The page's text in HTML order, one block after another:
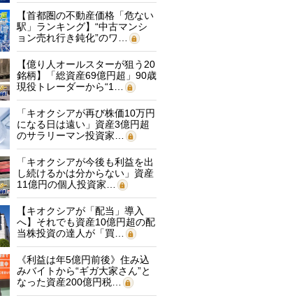
【首都圏の不動産価格「危ない
駅」ランキング】“中古マンシ
ョン売れ行き鈍化”のワ…
【億り人オールスターが狙う20
銘柄】「総資産69億円超」90歳
現役トレーダーから“1…
「キオクシアが再び株価10万円
になる日は遠い」資産3億円超
のサラリーマン投資家…
「キオクシアが今後も利益を出
し続けるかは分からない」資産
11億円の個人投資家…
【キオクシアが「配当」導入
へ】それでも資産10億円超の配
当株投資の達人が「買…
《利益は年5億円前後》住み込
みバイトから“ギガ大家さん”と
なった資産200億円税…